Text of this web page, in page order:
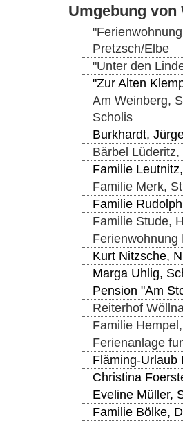
Umgebung von
Pretzsch/Elbe
"Unter den
"Zur Alten
Am Weinberg,
Scholis
Burkhardt,
Bärbel
Familie
Familie Merk,
Familie
Familie Stude,
Kurt Nitzsche,
Marga Uhlig,
Pension "Am
Reiterhof
Familie
Ferienanlage
Fläming-Urlaub
Christina
Eveline Müller,
Familie Bölke,